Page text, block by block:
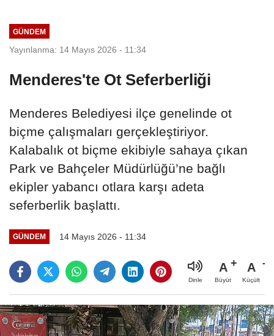
GÜNDEM
Yayınlanma: 14 Mayıs 2026 - 11:34
Menderes'te Ot Seferberliği
Menderes Belediyesi ilçe genelinde ot
biçme çalışmaları gerçekleştiriyor.
Kalabalık ot biçme ekibiyle sahaya çıkan
Park ve Bahçeler Müdürlüğü’ne bağlı
ekipler yabancı otlara karşı adeta
seferberlik başlattı.
GÜNDEM 14 Mayıs 2026 - 11:34
Dinle
A
Büyüt
A
Küçült